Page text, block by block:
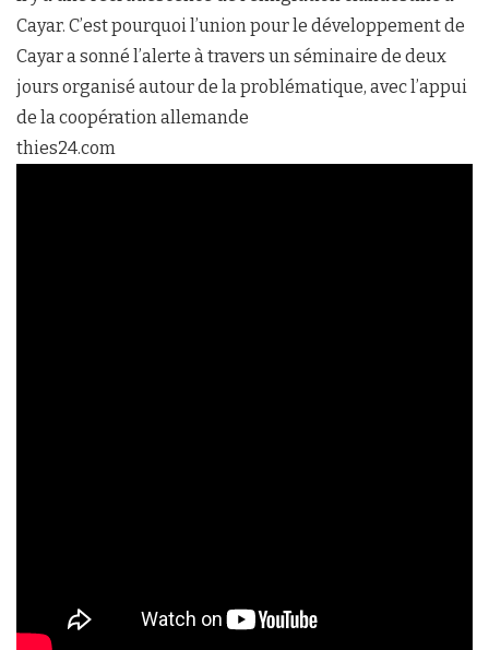
Cayar. C’est pourquoi l’union pour le développement de
Cayar a sonné l’alerte à travers un séminaire de deux
jours organisé autour de la problématique, avec l’appui
de la coopération allemande
thies24.com